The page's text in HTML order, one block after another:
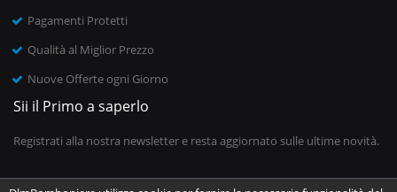
Pagamenti Protetti
Qualità al Miglior Prezzo
Nuove Offerte ogni Giorno
Sii il Primo a saperlo
Registrati alla nostra newsletter e resta aggiornato sulle ultime novità.